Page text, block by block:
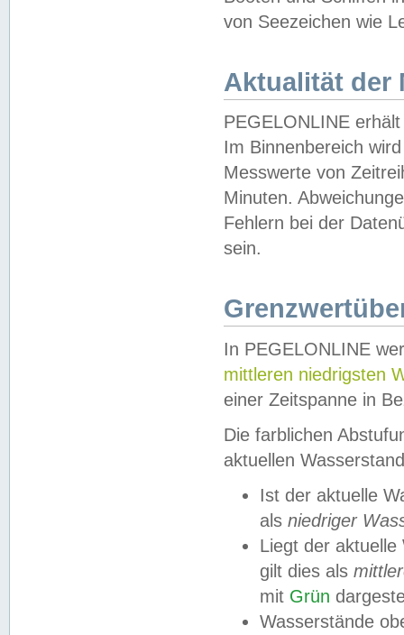
von Seezeichen wie
Aktualität der
PEGELONLINE
Im Binnenbereich
Messwerte von
Minuten.
Fehlern bei der
sein.
In PEGELONLINE
mittleren niedrigsten
einer Zeitspanne in
Die farblichen
aktuellen
Ist der aktuelle
als niedriger
Liegt der
gilt dies als
mit Grün
Wasserstände